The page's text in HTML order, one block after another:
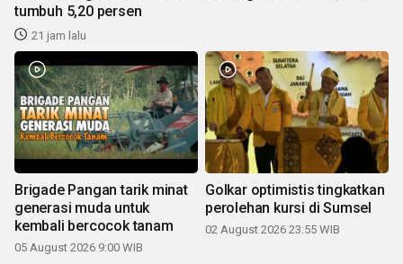
tumbuh 5,20 persen
21 jam lalu
Brigade Pangan tarik minat
generasi muda untuk
kembali bercocok tanam
05 August 2026 9:00 WIB
Golkar optimistis tingkatkan
perolehan kursi di Sumsel
02 August 2026 23:55 WIB